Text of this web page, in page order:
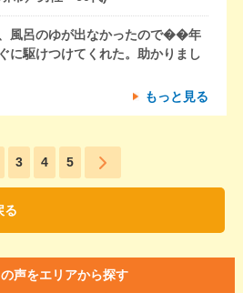
風呂のゆが出なかったので��年
に駆けつけてくれた。助かりまし
もっと見る
3 4 5
る
声をエリアから探す